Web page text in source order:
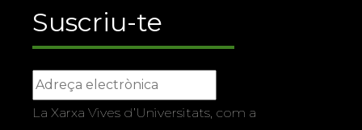
Suscriu-te
La Xarxa Vives d’Universitats, com a